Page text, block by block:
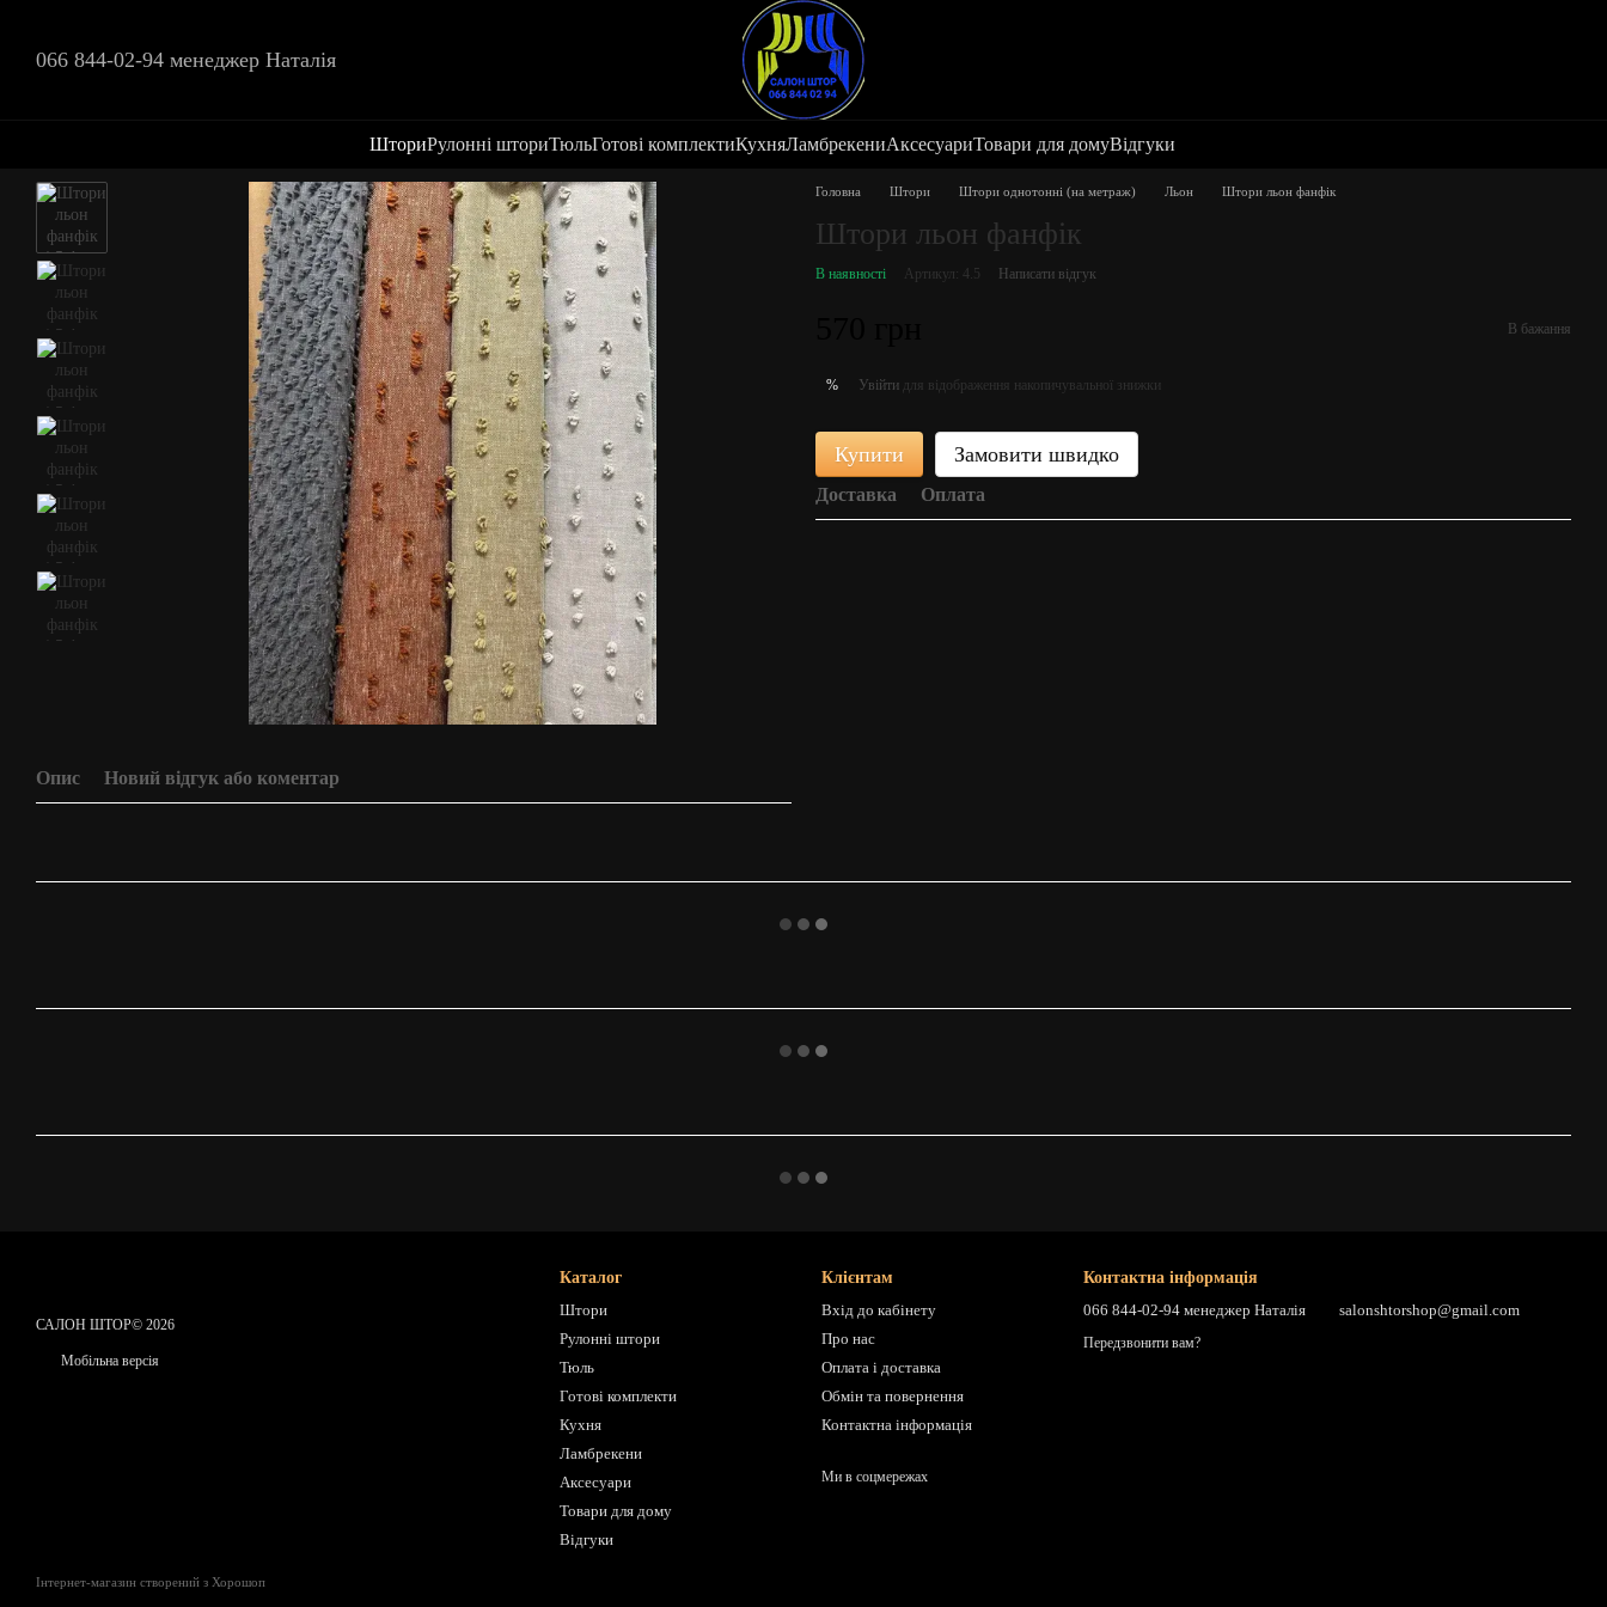
066 844-02-94 менеджер Наталія
ШториРулонні шториТюльГотові комплектиКухняЛамбрекениАксесуариТовари для домуВідгуки
Опис Новий відгук або коментар
Головна Штори Штори однотонні (на метраж) Льон Штори льон фанфік
Штори льон фанфік
В наявності Артикул: 4.5 Написати відгук
В бажання
% Увійти для відображення накопичувальної знижки
Купити Замовити швидко
Доставка Оплата
САЛОН ШТОР© 2026
Мобільна версія
Інтернет-магазин створений з Хорошоп
Каталог
Штори
Рулонні штори
Тюль
Готові комплекти
Кухня
Ламбрекени
Аксесуари
Товари для дому
Відгуки
Клієнтам
Вхід до кабінету
Про нас
Оплата і доставка
Обмін та повернення
Контактна інформація
Ми в соцмережах
Контактна інформація
066 844-02-94 менеджер Наталія
Передзвонити вам?
salonshtorshop@gmail.com